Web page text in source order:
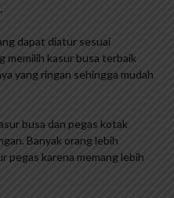
dapat diatur sesuai
memilih kasur busa terbaik
yang ringan sehingga mudah
busa dan pegas kotak
Banyak orang lebih
pegas karena memang lebih